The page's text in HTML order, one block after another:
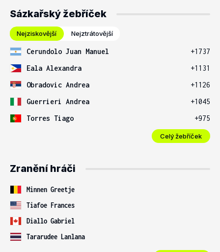
Sázkařský žebříček
Nejziskovější Nejztrátovější
Cerundolo Juan Manuel
+1737
Eala Alexandra
+1131
Obradovic Andrea
+1126
Guerrieri Andrea
+1045
Torres Tiago
+975
Celý žebříček
Zranění hráči
Minnen Greetje
Tiafoe Frances
Diallo Gabriel
Tararudee Lanlana